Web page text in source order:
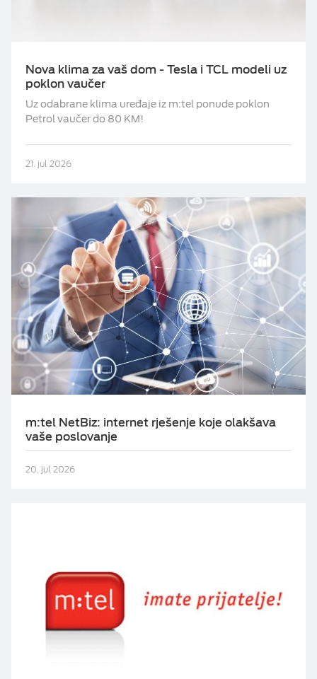
Nova klima za vaš dom - Tesla i TCL modeli uz
poklon vaučer
Uz odabrane klima uređaje iz m:tel ponude poklon
Petrol vaučer do 80 KM!
21. jul 2026
m:tel NetBiz: internet rješenje koje olakšava
vaše poslovanje
20. jul 2026